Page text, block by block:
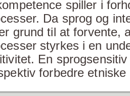
spiller i
Da sprog og
grund til at forvente,
styrkes i en
En
forbedre